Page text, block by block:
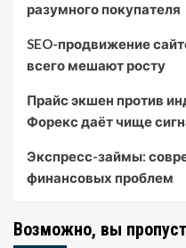
разумного покупателя
SEO-продвижение
всего мешают росту
Прайс экшен против
Форекс даёт чище
Экспресс-займы:
финансовых проблем
Возможно, вы